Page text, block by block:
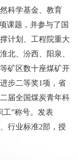
科学基金、教育
课题，并参与了国
计划、工程院重大
北、汾西、阳泉、
矿区数十座煤矿开
步二等奖1项，省
届全国煤炭青年科
工”称号。发表
行业标准2部，授